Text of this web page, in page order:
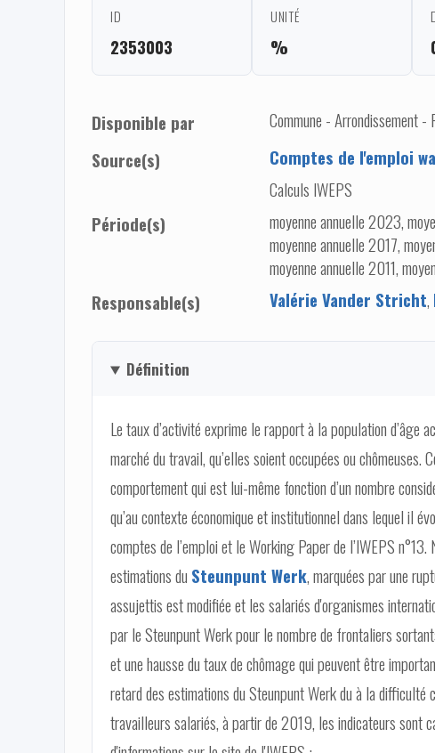
ID
2353003
UNITÉ
%
Disponible par
Commune - Arrondissement -
Source(s)
Comptes de l'emploi
Calculs IWEPS
Période(s)
moyenne annuelle 2023,
moyenne annuelle 2017,
moyenne annuelle 2011,
Responsable(s)
Valérie Vander Stricht,
Définition
Le taux d’activité exprime le rapport à la population
marché du travail, qu’elles soient occupées ou
comportement qui est lui-même fonction d’un nombre
qu’au contexte économique et institutionnel dans lequel il
comptes de l’emploi et le Working Paper de l’IWEPS
estimations du Steunpunt Werk, marquées par une
assujettis est modifiée et les salariés d'organismes
par le Steunpunt Werk pour le nombre de frontaliers
et une hausse du taux de chômage qui peuvent être
retard des estimations du Steunpunt Werk du à la difficulté
travailleurs salariés, à partir de 2019, les indicateurs sont